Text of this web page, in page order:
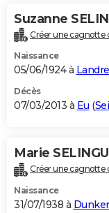
Suzanne
Créer une cagnotte
Naissance
05/06/1924 à
Décès
07/03/2013 à Eu (
Marie
Créer une cagnotte
Naissance
31/07/1938 à